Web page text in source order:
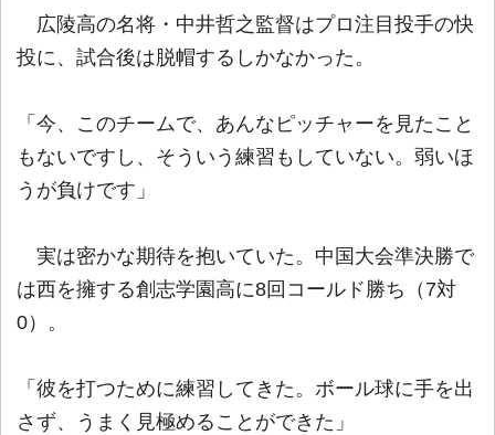
広陵高の名将・中井哲之監督はプロ注目投手の快
投に、試合後は脱帽するしかなかった。
「今、このチームで、あんなピッチャーを見たこと
もないですし、そういう練習もしていない。弱いほ
うが負けです」
実は密かな期待を抱いていた。中国大会準決勝で
は西を擁する創志学園高に8回コールド勝ち（7対
0）。
「彼を打つために練習してきた。ボール球に手を出
さず、うまく見極めることができた」